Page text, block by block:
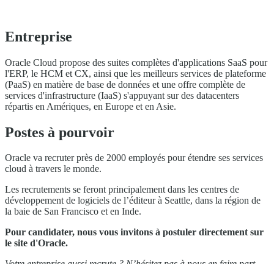
Entreprise
Oracle Cloud propose des suites complètes d'applications SaaS pour
l'ERP, le HCM et CX, ainsi que les meilleurs services de plateforme
(PaaS) en matière de base de données et une offre complète de
services d'infrastructure (IaaS) s'appuyant sur des datacenters
répartis en Amériques, en Europe et en Asie.
Postes à pourvoir
Oracle va recruter près de 2000 employés pour étendre ses services
cloud à travers le monde.
Les recrutements se feront principalement dans les centres de
développement de logiciels de l’éditeur à Seattle, dans la région de
la baie de San Francisco et en Inde.
Pour candidater, nous vous invitons à postuler directement sur
le site d'Oracle.